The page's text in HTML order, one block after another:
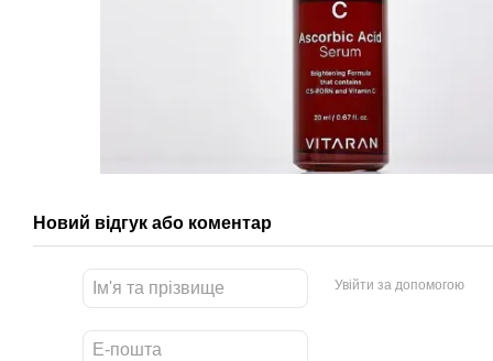
Новий відгук або коментар
Увійти за допомогою